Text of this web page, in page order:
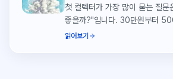
첫 컬렉터가 가장 많이 묻는 질문
좋을까?"입니다. 30만원부터
어떤 작품을 만날 수 있는지 씨앗
읽어보기